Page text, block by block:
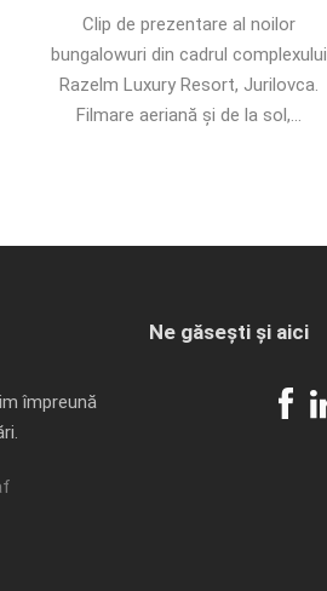
Clip de prezentare al noilor
bungalowuri din cadrul complexului
Razelm Luxury Resort, Jurilovca.
Filmare aeriană și de la sol,...
împreună
Ne găsești și aici